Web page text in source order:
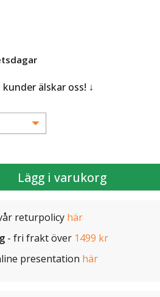
kunder älskar oss!
Lägg i varukorg
returpolicy här
- fri frakt över 1499 kr
presentation här